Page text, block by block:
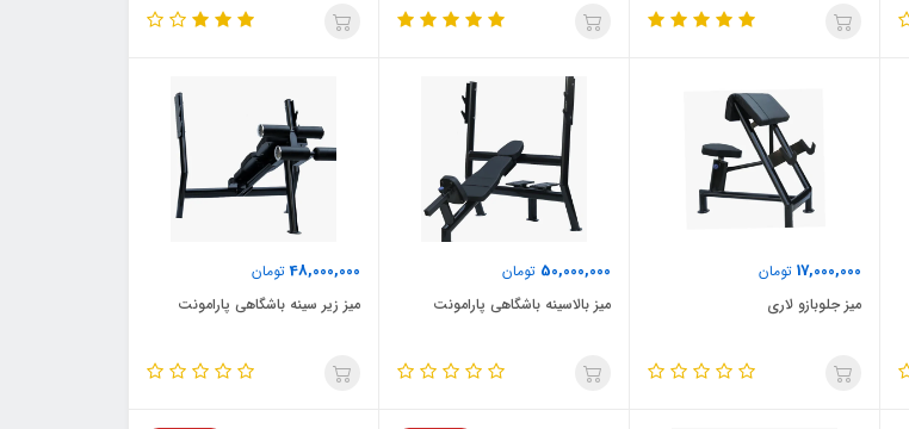
17,000,000 تومان
میز جلوبازو لاری
50,000,000 تومان
میز بالاسینه باشگاهی پارامونت
48,000,000تومان
میز زیر سینه باشگاهی پارامونت